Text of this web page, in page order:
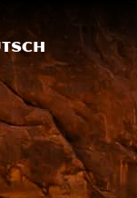
International